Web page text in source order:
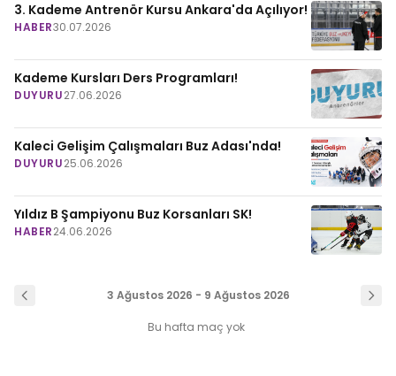
3. Kademe Antrenör Kursu Ankara'da Açılıyor!
HABER30.07.2026
Kademe Kursları Ders Programları!
DUYURU27.06.2026
Kaleci Gelişim Çalışmaları Buz Adası'nda!
DUYURU25.06.2026
Yıldız B Şampiyonu Buz Korsanları SK!
HABER24.06.2026
3 Ağustos 2026 - 9 Ağustos 2026
Bu hafta maç yok